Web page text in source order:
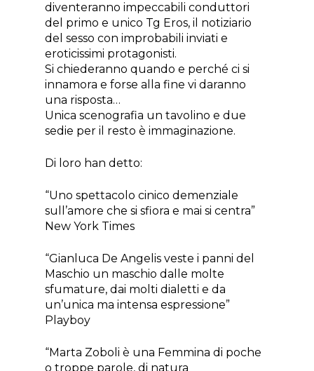
diventeranno impeccabili conduttori
del primo e unico Tg Eros, il notiziario
del sesso con improbabili inviati e
eroticissimi protagonisti.
Si chiederanno quando e perché ci si
innamora e forse alla fine vi daranno
una risposta…
Unica scenografia un tavolino e due
sedie per il resto è immaginazione.
Di loro han detto:
“Uno spettacolo cinico demenziale
sull’amore che si sfiora e mai si centra”
New York Times
“Gianluca De Angelis veste i panni del
Maschio un maschio dalle molte
sfumature, dai molti dialetti e da
un’unica ma intensa espressione”
Playboy
“Marta Zoboli è una Femmina di poche
o troppe parole, di natura